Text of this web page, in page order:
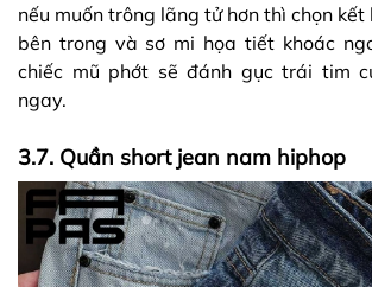
nếu muốn trông lãng tử hơn thì chọn
bên trong và sơ mi họa tiết khoác
chiếc mũ phớt sẽ đánh gục trái tim
ngay.
3.7. Quần short jean nam hiphop